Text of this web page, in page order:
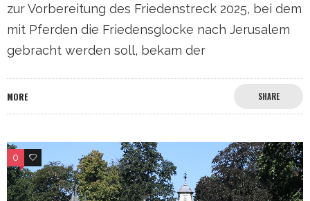
zur Vorbereitung des Friedenstreck 2025, bei dem
mit Pferden die Friedensglocke nach Jerusalem
gebracht werden soll, bekam der
MORE SHARE
0 0